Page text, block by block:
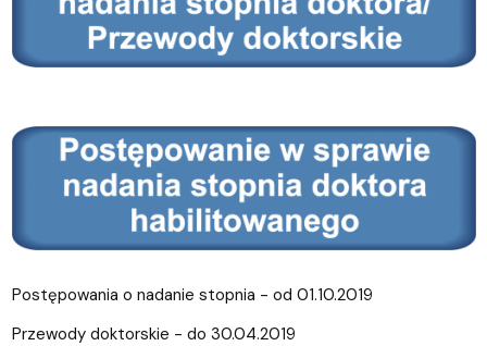
Postępowania o nadanie stopnia - od 01.10.2019
Przewody doktorskie - do 30.04.2019